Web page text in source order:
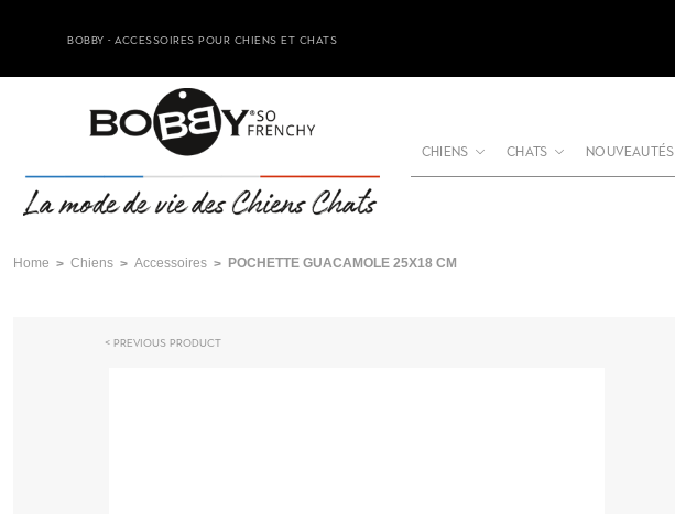
BOBBY - ACCESSOIRES POUR CHIENS ET CHATS
CHIENS CHATS NOUVEAUTÉS
Home Chiens Accessoires POCHETTE GUACAMOLE 25X18 CM
Previous product